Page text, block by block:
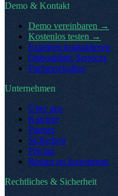
Demo & Kontakt
Demo vereinbaren →
Kostenlos testen →
Experten kontaktieren
Onboarding Services
Partnerschaften
Unternehmen
Über uns
Karriere
Partner
Sicherheit
Pricing
Return on Investment
Rechtliches & Sicherheit